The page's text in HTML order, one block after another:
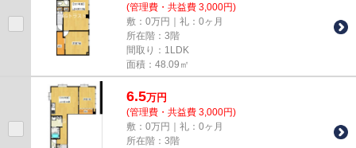
(管理費・共益費 3,000円)
敷：0万円｜礼：0ヶ月
所在階：3階
間取り：1LDK
面積：48.09㎡
6.5万円
(管理費・共益費 3,000円)
敷：0万円｜礼：0ヶ月
所在階：3階